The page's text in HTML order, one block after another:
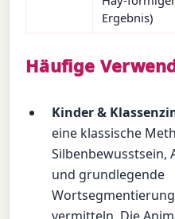
Ergebnis)
Häufige
Kinder &
eine klassische
Silbenbewusstsein,
und grundlegende